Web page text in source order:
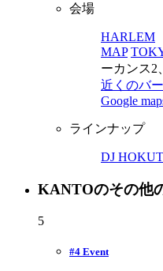
会場
HARLEM
MAP
ーカンス2
近くのバー
Google
ラインナップ
DJ
KANTOのその他
5
#4 Event